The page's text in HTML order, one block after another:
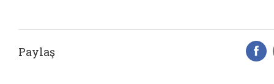
Paylaş